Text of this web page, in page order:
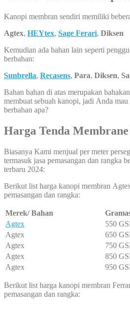
Kanopi membran sendiri memiliki
Agtex, HEYtex, Sage Ferari, Diksen
Kemudian ada bahan lain seperti
berbahan:
Sunbrella, Recasens, Para, Diksen,
Bahan bahan di atas merupakan
membuat sebuah kanopi, jadi Anda
berbahan apa?
Harga Tenda
Biasanya Kami menjual per meter
termasuk jasa pemasangan dan rangka
terbaru 2024:
Berikut list harga kanopi membran
pemasangan dan rangka:
Merek/ Bahan
Agtex
550
Agtex
650
Agtex
750
Agtex
850
Agtex
950
Berikut list harga kanopi membran
pemasangan dan rangka: